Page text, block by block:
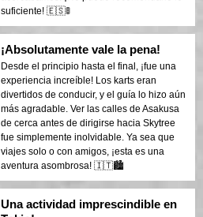
suficiente! 🇪🇸🚦
¡Absolutamente vale la pena!
Desde el principio hasta el final, ¡fue una
experiencia increíble! Los karts eran
divertidos de conducir, y el guía lo hizo aún
más agradable. Ver las calles de Asakusa
de cerca antes de dirigirse hacia Skytree
fue simplemente inolvidable. Ya sea que
viajes solo o con amigos, ¡esta es una
aventura asombrosa! 🇮🇹🏙️
Una actividad imprescindible en